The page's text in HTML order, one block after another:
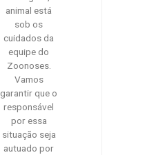
animal está
sob os
cuidados da
equipe do
Zoonoses.
Vamos
garantir que o
responsável
por essa
situação seja
autuado por